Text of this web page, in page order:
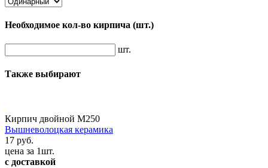
Необходимое кол-во кирпича (шт.)
шт.
Также выбирают
Кирпич двойной М250
Вышневолоцкая керамика
17 руб.
цена за 1шт.
с доставкой